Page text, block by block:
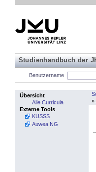
Studienhandbuch der
Benutzername
Übersicht
Alle Curricula
Externe Tools
KUSSS
Auwea NG
»